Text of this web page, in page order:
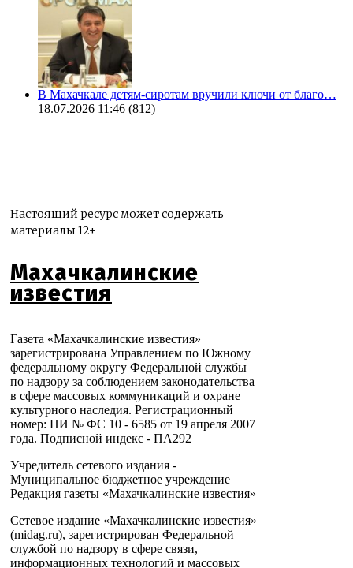
В Махачкале детям-сиротам вручили ключи от благо…
18.07.2026 11:46 (812)
Настоящий ресурс может содержать
материалы 12+
Махачкалинские
известия
Газета «Махачкалинские известия»
зарегистрирована Управлением по Южному
федеральному округу Федеральной службы
по надзору за соблюдением законодательства
в сфере массовых коммуникаций и охране
культурного наследия. Регистрационный
номер: ПИ № ФС 10 - 6585 от 19 апреля 2007
года. Подписной индекс - ПА292
Учредитель сетевого издания -
Муниципальное бюджетное учреждение
Редакция газеты «Махачкалинские известия»
Сетевое издание «Махачкалинские известия»
(midag.ru), зарегистрирован Федеральной
службой по надзору в сфере связи,
информационных технологий и массовых